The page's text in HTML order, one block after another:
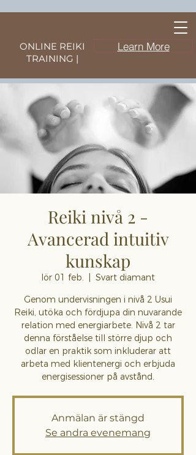
ONLINE REIKI
TRAINING |
Learn More
Reiki nivå 2 -
Avancerad intuitiv
kunskap
lör 01 feb.
Svart diamant
Genom undervisningen i nivå 2 Usui
Reiki, utöka och fördjupa din nuvarande
relation med energiarbete. Nivå 2 tar
denna förståelse till större djup och
odlar en praktik som inkluderar att
arbeta med klientenergi och erbjuda
energisessioner på avstånd.
Anmälan är stängd
Se andra evenemang